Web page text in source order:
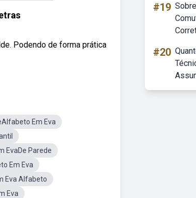
Podendo de forma prática
Em Eva
EvaDe Parede
Em Eva
Eva Alfabeto
Eva
#19
#20